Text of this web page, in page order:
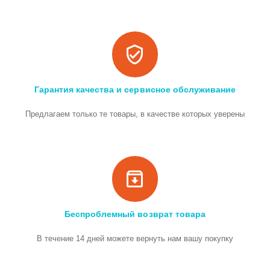
Гарантия качества и сервисное обслуживание
Предлагаем только те товары, в качестве которых уверены
Беспроблемный возврат товара
В течение 14 дней можете вернуть нам вашу покупку